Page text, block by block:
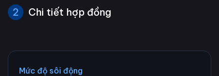
2 Chi tiết hợp đồng
Mức độ sôi động